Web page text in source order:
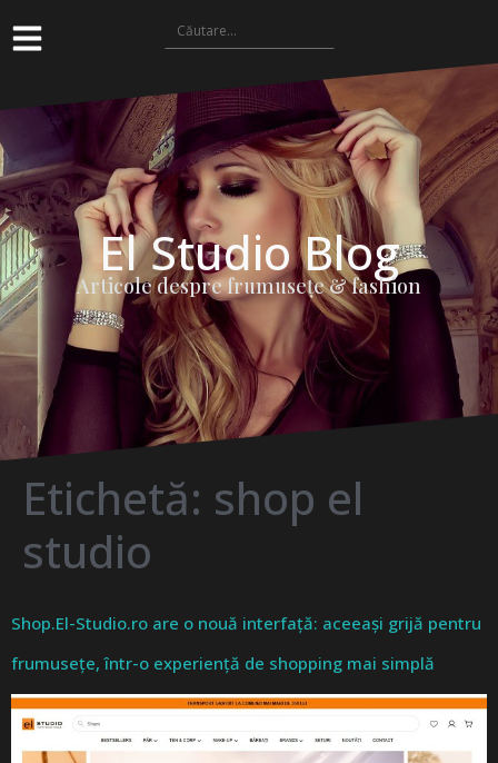
El Studio Blog
Articole despre frumuseţe & fashion
Etichetă: shop el
studio
Shop.El-Studio.ro are o nouă interfață: aceeași grijă pentru
frumusețe, într-o experiență de shopping mai simplă